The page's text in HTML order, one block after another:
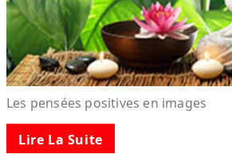
Les pensées positives en images
Lire La Suite